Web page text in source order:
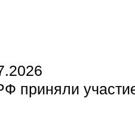
приняли